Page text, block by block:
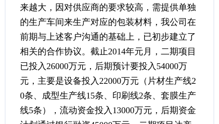
来越大，因对供应商的要求较高，需提供单独
的生产车间来生产对应的包装材料，我公司在
前期与上述客户沟通的基础上，已初步建立了
相关的合作协议。截止2014年元月，二期项目
已投入26000万元，后期预计要投入54000万
元，主要是设备投入22000万元（片材生产线2
0条、成型生产线15条、印刷线2条、套膜生产
线5条），流动资金投入13000万元，后期资金